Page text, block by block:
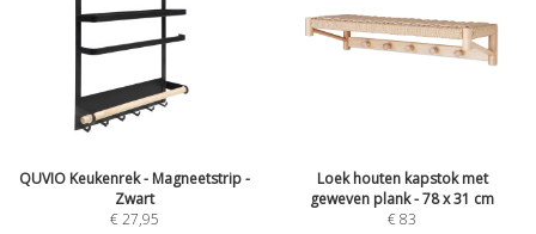
QUVIO Keukenrek - Magneetstrip -
Zwart
€27,95
Loek houten kapstok met
geweven plank - 78 x 31 cm
€83